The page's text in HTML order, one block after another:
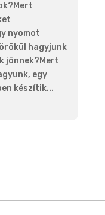
nyomot
hagyjunk
jönnek?Mert
egy
készítik...